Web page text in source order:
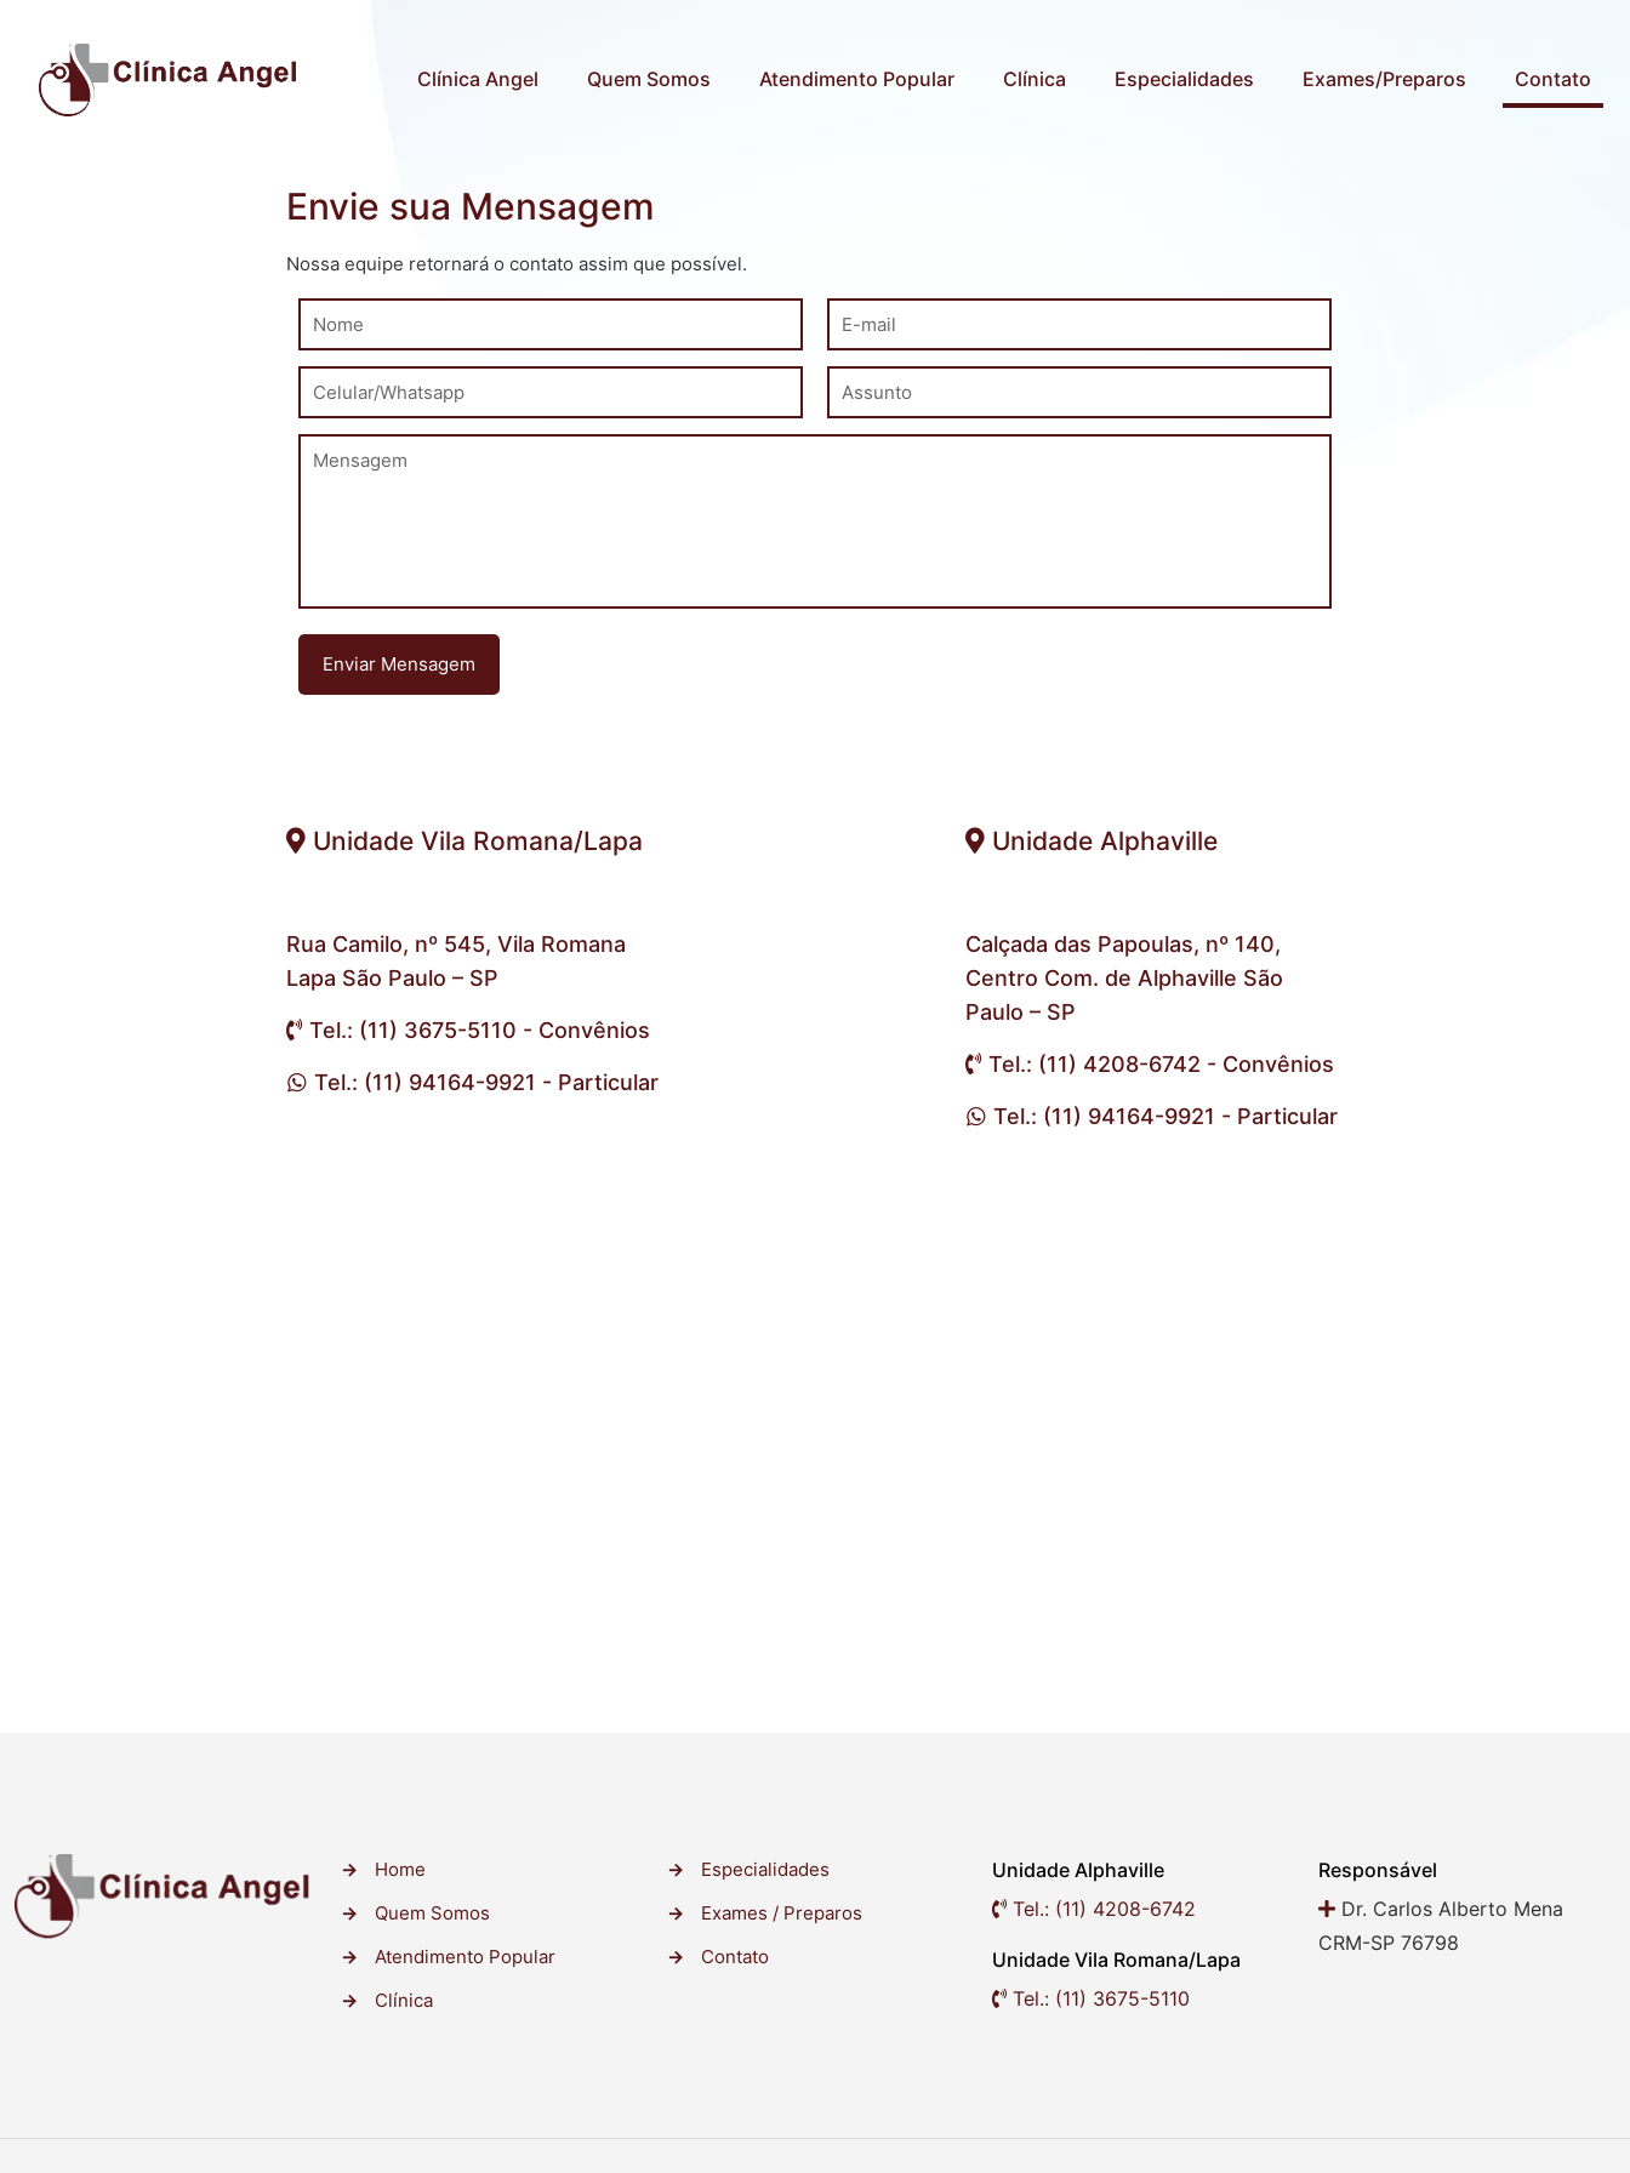
Clínica Angel Quem Somos Atendimento Popular Clínica Especialidades Exames/Preparos Contato
Envie sua Mensagem
Nossa equipe retornará o contato assim que possível.
Unidade Vila Romana/Lapa
Rua Camilo, nº 545, Vila Romana
Lapa São Paulo – SP
Tel.: (11) 3675-5110 - Convênios
Tel.: (11) 94164-9921 - Particular
Unidade Alphaville
Calçada das Papoulas, nº 140,
Centro Com. de Alphaville São
Paulo – SP
Tel.: (11) 4208-6742 - Convênios
Tel.: (11) 94164-9921 - Particular
→
Home
→
Quem Somos
→
Atendimento Popular
→
Clínica
→
Especialidades
→
Exames / Preparos
→
Contato
Unidade Alphaville
Tel.: (11) 4208-6742
Unidade Vila Romana/Lapa
Tel.: (11) 3675-5110
Responsável
Dr. Carlos Alberto Mena
CRM-SP 76798